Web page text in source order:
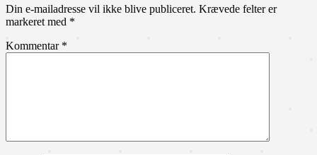
Din e-mailadresse vil ikke blive publiceret. Krævede felter er
markeret med *
Kommentar *